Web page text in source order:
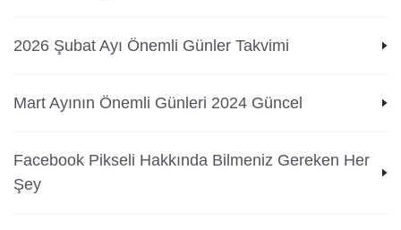
2026 Şubat Ayı Önemli Günler Takvimi
Mart Ayının Önemli Günleri 2024 Güncel
Facebook Pikseli Hakkında Bilmeniz Gereken Her
Şey